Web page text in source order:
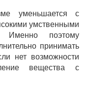
уменьшается с
умственными
Именно поэтому
принимать
нет возможности
вещества с